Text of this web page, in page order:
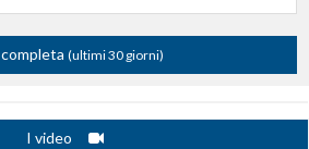
(ultimi 30 giorni)
I video